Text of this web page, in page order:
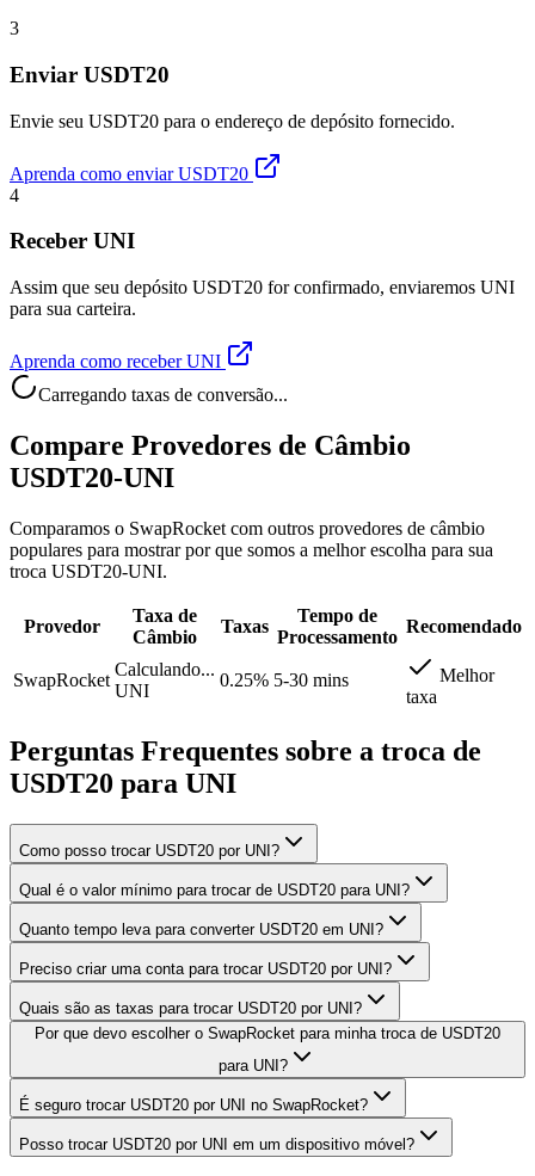
3
Enviar USDT20
Envie seu USDT20 para o endereço de depósito fornecido.
Aprenda como enviar USDT20
4
Receber UNI
Assim que seu depósito USDT20 for confirmado, enviaremos UNI
para sua carteira.
Aprenda como receber UNI
Carregando taxas de conversão...
Compare Provedores de Câmbio
USDT20-UNI
Comparamos o SwapRocket com outros provedores de câmbio
populares para mostrar por que somos a melhor escolha para sua
troca USDT20-UNI.
Provedor
Taxa de
Câmbio
Taxas
Tempo de
Processamento
Recomendado
SwapRocket
Calculando...
UNI
0.25% 5-30 mins
Melhor
taxa
Perguntas Frequentes sobre a troca de
USDT20 para UNI
Como posso trocar USDT20 por UNI?
Qual é o valor mínimo para trocar de USDT20 para UNI?
Quanto tempo leva para converter USDT20 em UNI?
Preciso criar uma conta para trocar USDT20 por UNI?
Quais são as taxas para trocar USDT20 por UNI?
Por que devo escolher o SwapRocket para minha troca de USDT20
para UNI?
É seguro trocar USDT20 por UNI no SwapRocket?
Posso trocar USDT20 por UNI em um dispositivo móvel?